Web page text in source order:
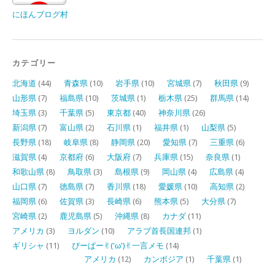
にほんブログ村
カテゴリー
北海道 (44) 青森県 (10) 岩手県 (10) 宮城県 (7) 秋田県 (9)
山形県 (7) 福島県 (10) 茨城県 (1) 栃木県 (25) 群馬県 (14)
埼玉県 (3) 千葉県 (5) 東京都 (40) 神奈川県 (26)
新潟県 (7) 富山県 (2) 石川県 (1) 福井県 (1) 山梨県 (5)
長野県 (18) 岐阜県 (8) 静岡県 (20) 愛知県 (7) 三重県 (6)
滋賀県 (4) 京都府 (6) 大阪府 (7) 兵庫県 (15) 奈良県 (1)
和歌山県 (8) 鳥取県 (3) 島根県 (9) 岡山県 (4) 広島県 (4)
山口県 (7) 徳島県 (7) 香川県 (18) 愛媛県 (10) 高知県 (2)
福岡県 (6) 佐賀県 (3) 長崎県 (6) 熊本県 (5) 大分県 (7)
宮崎県 (2) 鹿児島県 (5) 沖縄県 (8) カナダ (11)
アメリカ (3) ヨルダン (10) アラブ首長国連邦 (1)
ギリシャ (11) ぴーぱー✌︎('ω')✌︎一言メモ (14)
アメリカ (12) カンボジア (1) 千葉県 (1)